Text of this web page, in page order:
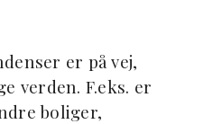
er på vej,
verden. F.eks. er
boliger,